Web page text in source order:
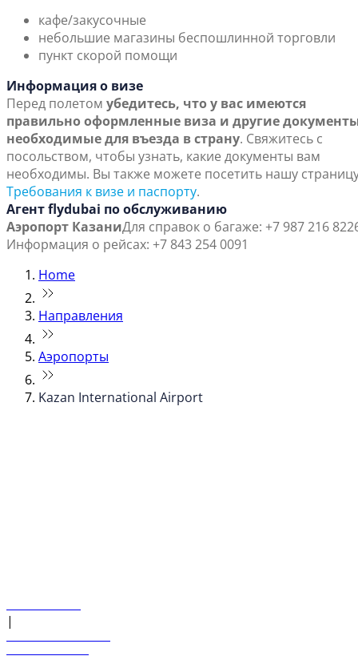
кафе/закусочные
небольшие магазины беспошлинной торговли
пункт скорой помощи
Информация о визе
Перед полетом убедитесь, что у вас имеются
правильно оформленные виза и другие
необходимые для въезда в страну. Свяжитесь с
посольством, чтобы узнать, какие документы вам
необходимы. Вы также можете посетить нашу
Требования к визе и паспорту.
Агент flydubai по обслуживанию
Аэропорт КазаниДля справок о багаже: +7 987 216
Информация о рейсах: +7 843 254 0091
Home
Направления
Аэропорты
Kazan International Airport
|